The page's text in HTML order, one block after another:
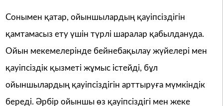
Сонымен қатар, ойыншылардың қауіпсіздігін
қамтамасыз ету үшін түрлі шаралар қабылдануда.
Ойын мекемелерінде бейнебақылау жүйелері мен
қауіпсіздік қызметі жұмыс істейді, бұл
ойыншылардың қауіпсіздігін арттыруға мүмкіндік
береді. Әрбір ойыншы өз қауіпсіздігі мен жеке